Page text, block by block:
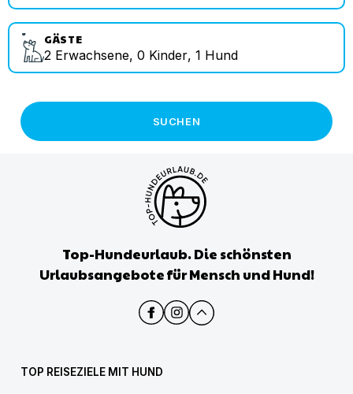
GÄSTE
2 Erwachsene, 0 Kinder, 1 Hund
SUCHEN
Top-Hundeurlaub. Die schönsten
Urlaubsangebote für Mensch und Hund!
TOP REISEZIELE MIT HUND